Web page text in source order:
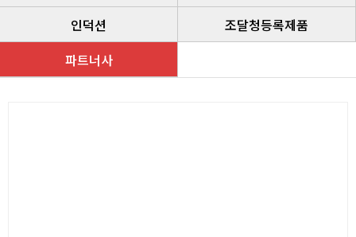
인덕션
조달청등록제품
파트너사